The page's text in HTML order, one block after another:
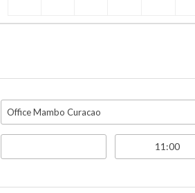
Office Mambo Curacao